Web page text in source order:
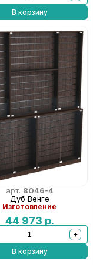
В корзину
арт. 8046-4
Дуб Венге
Изготовление
44 973 р.
+
В корзину